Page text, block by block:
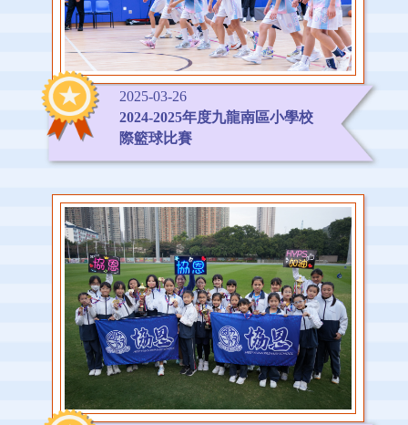
2025-03-26
2024-2025年度九龍南區小學校
際籃球比賽